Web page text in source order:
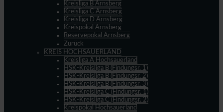
Kreisliga B Arnsberg
Kreisliga C Arnsberg
Kreisliga D Arnsberg
Kreispokal Arnsberg
Reservepokal Arnsberg
Zurück
KREIS HOCHSAUERLAND
Kreisliga A Hochsauerland
HSK-Kreisliga B (Findungsr. 1)
HSK-Kreisliga B (Findungsr. 2)
HSK-Kreisliga B (Findungsr. 3)
HSK-Kreisliga C (Findungsr. 1)
HSK-Kreisliga C (Findungsr. 2)
Kreispokal Hochsauerland